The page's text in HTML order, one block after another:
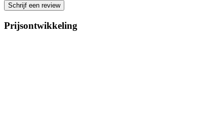
Schrijf een review
Prijsontwikkeling